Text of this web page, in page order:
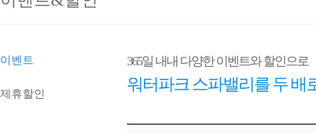
이벤트
제휴할인
365일 내내 다양한 이벤트와 할인으로
워터파크 스파밸리를 두 배